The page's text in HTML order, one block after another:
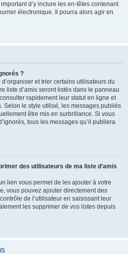
d’y inclure les en-têtes contenant
électronique. Il pourra alors agir en
?
et trier certains utilisateurs du
liste d’amis seront listés dans le panneau
rapidement leur statut en ligne et
Selon le style utilisé, les messages publiés
être mis en surbrillance. Si vous
tous les messages qu’il publiera
des utilisateurs de ma liste d’amis
lien vous permet de les ajouter à votre
vous pouvez ajouter directement des
de l’utilisateur en saisissant leur
les supprimer de vos listes depuis